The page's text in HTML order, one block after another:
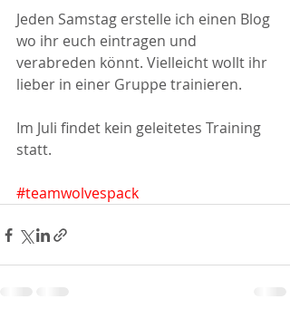
Jeden Samstag erstelle ich einen Blog
wo ihr euch eintragen und
verabreden könnt. Vielleicht wollt ihr
lieber in einer Gruppe trainieren.
Im Juli findet kein geleitetes Training
statt.
#teamwolvespack